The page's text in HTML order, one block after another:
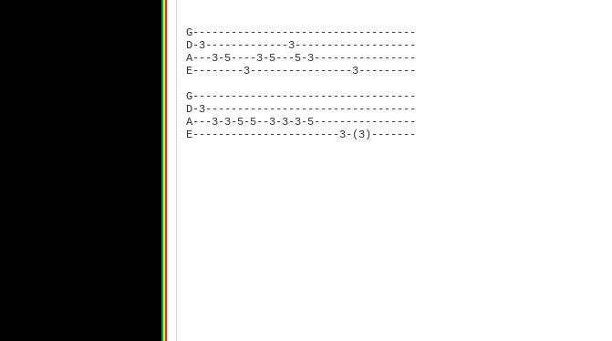
G-----------------------------------
D-3-------------3-------------------
A---3-5----3-5---5-3----------------
E--------3----------------3---------
G-----------------------------------
D-3---------------------------------
A---3-3-5-5--3-3-3-5----------------
E-----------------------3-(3)-------